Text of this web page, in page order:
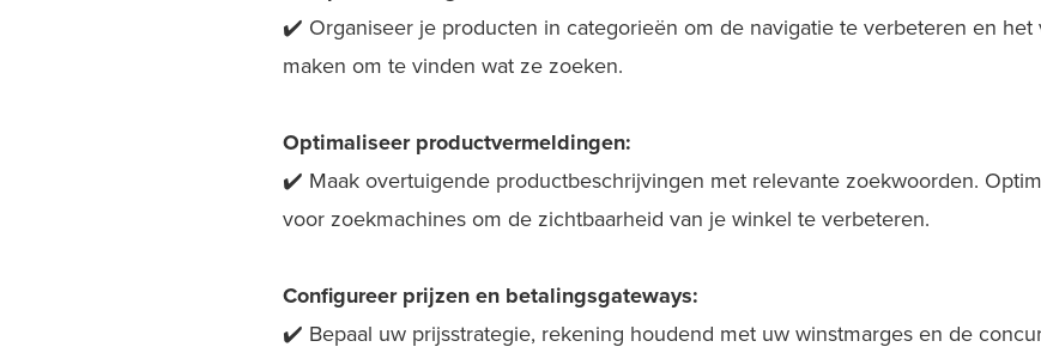
✔️ Organiseer je producten in categorieën om de navigatie te verbeteren en
maken om te vinden wat ze zoeken.
Optimaliseer productvermeldingen:
✔️ Maak overtuigende productbeschrijvingen met relevante zoekwoorden.
voor zoekmachines om de zichtbaarheid van je winkel te verbeteren.
Configureer prijzen en betalingsgateways:
✔️ Bepaal uw prijsstrategie, rekening houdend met uw winstmarges en de